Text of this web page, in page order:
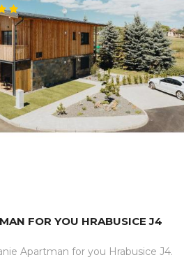
FOR YOU HRABUSICE J4
Apartman for you Hrabusice J4.